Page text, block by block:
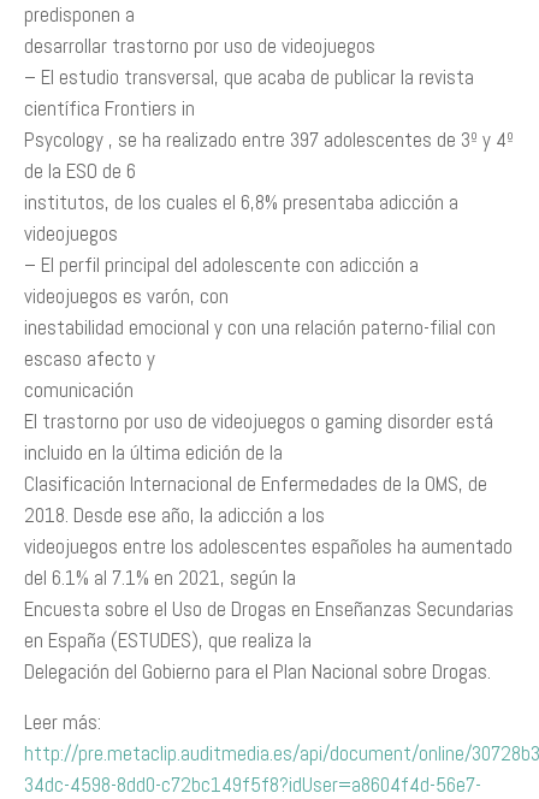
predisponen a
desarrollar trastorno por uso de videojuegos
– El estudio transversal, que acaba de publicar la revista
científica Frontiers in
Psycology , se ha realizado entre 397 adolescentes de 3º y 4º
de la ESO de 6
institutos, de los cuales el 6,8% presentaba adicción a
videojuegos
– El perfil principal del adolescente con adicción a
videojuegos es varón, con
inestabilidad emocional y con una relación paterno-filial con
escaso afecto y
comunicación
El trastorno por uso de videojuegos o gaming disorder está
incluido en la última edición de la
Clasificación Internacional de Enfermedades de la OMS, de
2018. Desde ese año, la adicción a los
videojuegos entre los adolescentes españoles ha aumentado
del 6.1% al 7.1% en 2021, según la
Encuesta sobre el Uso de Drogas en Enseñanzas Secundarias
en España (ESTUDES), que realiza la
Delegación del Gobierno para el Plan Nacional sobre Drogas.
Leer más:
http://pre.metaclip.auditmedia.es/api/document/online/
34dc-4598-8dd0-c72bc149f5f8?idUser=a8604f4d-56e7-